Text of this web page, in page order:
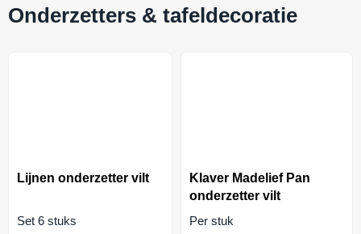
Onderzetters & tafeldecoratie
Lijnen onderzetter vilt
Set 6 stuks
Klaver Madelief Pan
onderzetter vilt
Per stuk